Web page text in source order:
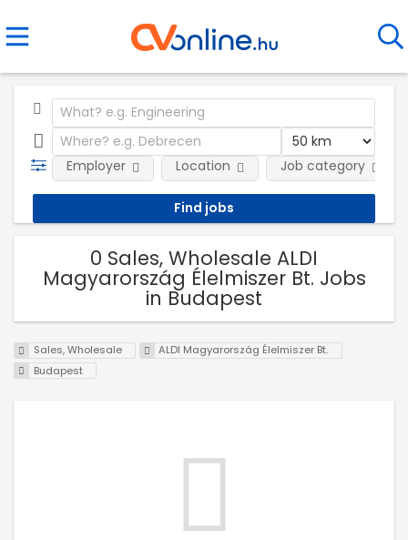
Employer Location Job category
0 Sales, Wholesale ALDI
Magyarország Élelmiszer Bt. Jobs
in Budapest
Sales, Wholesale
ALDI Magyarország Élelmiszer Bt.
Budapest